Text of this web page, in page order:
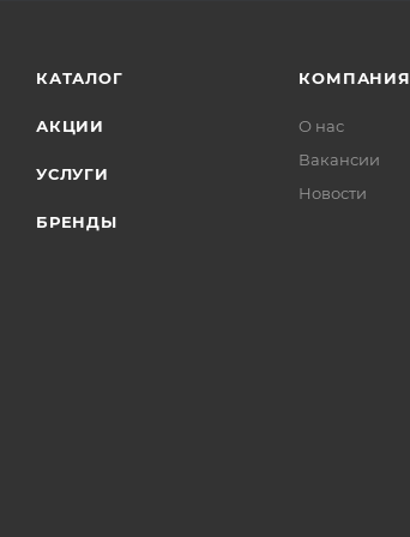
КАТАЛОГ
АКЦИИ
УСЛУГИ
БРЕНДЫ
КОМПАНИЯ
О нас
Вакансии
Новости